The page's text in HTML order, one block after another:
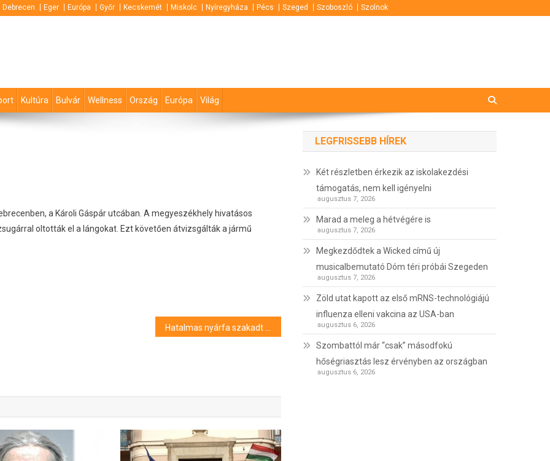
Debrecen Eger Európa Győr Kecskemét Miskolc Nyíregyháza Pécs Szeged Szoboszló Szolnok
Kultúra Bulvár Wellness Ország Európa Világ
a Károli Gáspár utcában. A megyeszékhely hivatásos
oltották el a lángokat. Ezt követően átvizsgálták a jármű
LEGFRISSEBB HÍREK
Két részletben érkezik az iskolakezdési
támogatás, nem kell igényelni
augusztus 7, 2026
Marad a meleg a hétvégére is
augusztus 7, 2026
Megkezdődtek a Wicked című új
musicalbemutató Dóm téri próbái Szegeden
augusztus 7, 2026
Zöld utat kapott az első mRNS-technológiájú
influenza elleni vakcina az USA-ban
augusztus 6, 2026
Szombattól már “csak” másodfokú
hőségriasztás lesz érvényben az országban
augusztus 6, 2026